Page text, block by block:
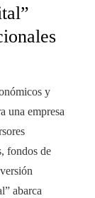
y
una empresa
fondos de
abarca